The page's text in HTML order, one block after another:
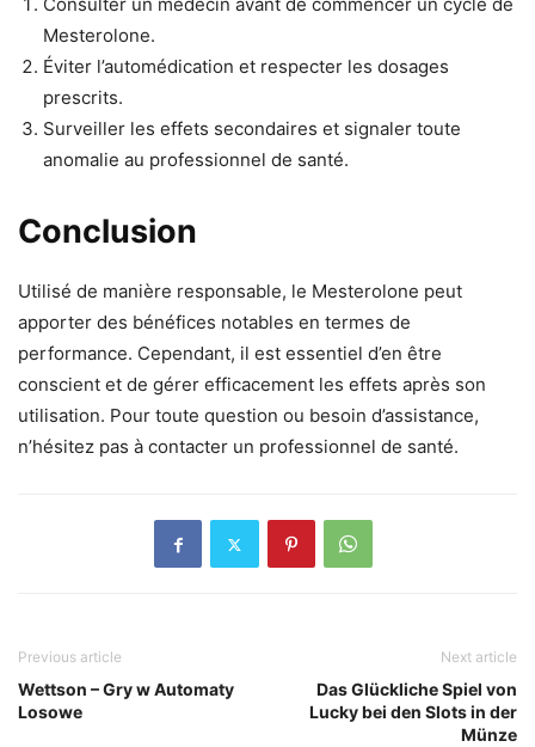
Mesterolone.
Éviter l’automédication et respecter les dosages
prescrits.
Surveiller les effets secondaires et signaler toute
anomalie au professionnel de santé.
Conclusion
Utilisé de manière responsable, le Mesterolone peut
apporter des bénéfices notables en termes de
performance. Cependant, il est essentiel d’en être
conscient et de gérer efficacement les effets après son
utilisation. Pour toute question ou besoin d’assistance,
n’hésitez pas à contacter un professionnel de santé.
Previous article
Wettson – Gry w Automaty
Losowe
Next article
Das Glückliche Spiel von
Lucky bei den Slots in der
Münze